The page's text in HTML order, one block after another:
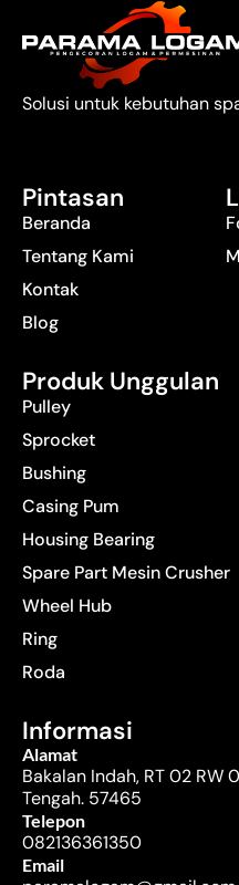
Solusi untuk kebutuhan
Pintasan
Beranda
Tentang Kami
Kontak
Blog
Produk Unggulan
Pulley
Sprocket
Bushing
Casing Pum
Housing Bearing
Spare Part Mesin Crusher
Wheel Hub
Ring
Roda
Informasi
Alamat
Bakalan Indah, RT 02 RW
Tengah. 57465
Telepon
082136361350
Email